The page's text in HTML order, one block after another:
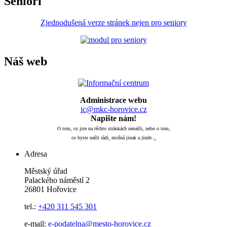
Zjednodušená verze stránek nejen pro seniory
Náš web
Administrace webu
ic@mkc-horovice.cz
Napište nám!
O tom, co jste na těchto stránkách nenašli, nebo o tom,
co byste našli rádi, možná jinak a jinde..
Adresa
Městský úřad
Palackého náměstí 2
26801 Hořovice
tel.: +420 311 545 301
e-mail: e-podatelna@mesto-horovice.cz